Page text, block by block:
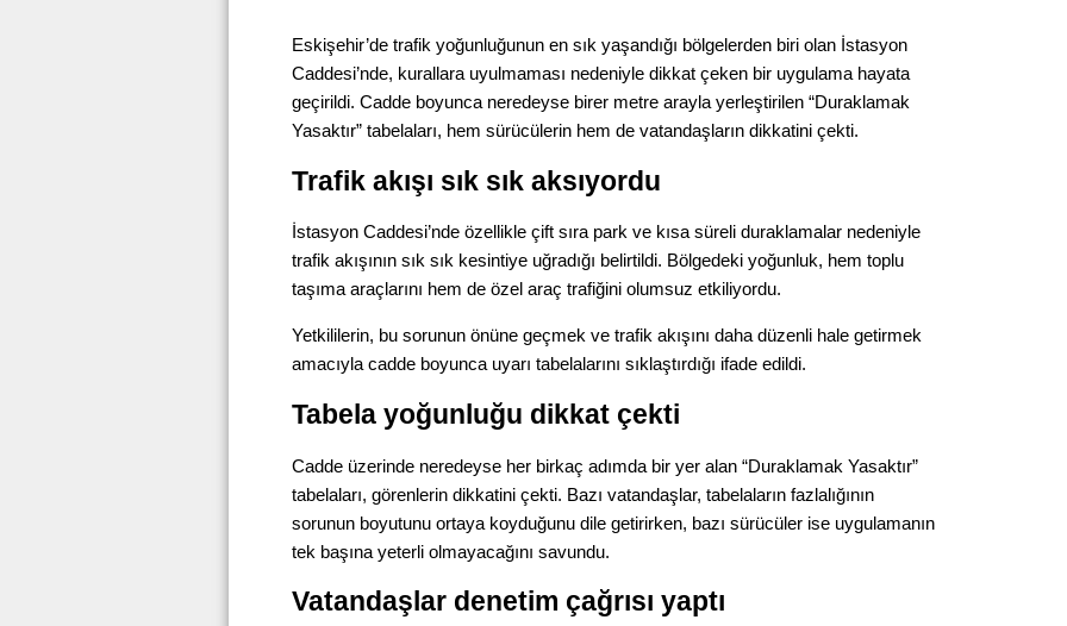
Eskişehir’de trafik yoğunluğunun en sık yaşandığı bölgelerden biri olan İstasyon
Caddesi’nde, kurallara uyulmaması nedeniyle dikkat çeken bir uygulama hayata
geçirildi. Cadde boyunca neredeyse birer metre arayla yerleştirilen “Duraklamak
Yasaktır” tabelaları, hem sürücülerin hem de vatandaşların dikkatini çekti.
Trafik akışı sık sık aksıyordu
İstasyon Caddesi’nde özellikle çift sıra park ve kısa süreli duraklamalar nedeniyle
trafik akışının sık sık kesintiye uğradığı belirtildi. Bölgedeki yoğunluk, hem toplu
taşıma araçlarını hem de özel araç trafiğini olumsuz etkiliyordu.
Yetkililerin, bu sorunun önüne geçmek ve trafik akışını daha düzenli hale getirmek
amacıyla cadde boyunca uyarı tabelalarını sıklaştırdığı ifade edildi.
Tabela yoğunluğu dikkat çekti
Cadde üzerinde neredeyse her birkaç adımda bir yer alan “Duraklamak Yasaktır”
tabelaları, görenlerin dikkatini çekti. Bazı vatandaşlar, tabelaların fazlalığının
sorunun boyutunu ortaya koyduğunu dile getirirken, bazı sürücüler ise uygulamanın
tek başına yeterli olmayacağını savundu.
Vatandaşlar denetim çağrısı yaptı